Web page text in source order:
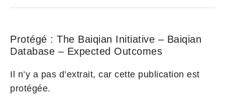
Protégé : The Baiqian Initiative – Baiqian
Database – Expected Outcomes
Il n’y a pas d’extrait, car cette publication est
protégée.